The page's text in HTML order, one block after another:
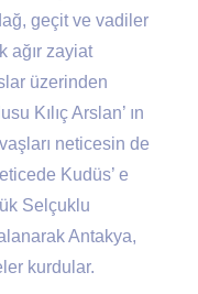
geçit ve vadiler
ağır zayiat
üzerinden
Kılıç Arslan’ ın
neticesin de
Kudüs’ e
Selçuklu
Antakya,
kurdular.